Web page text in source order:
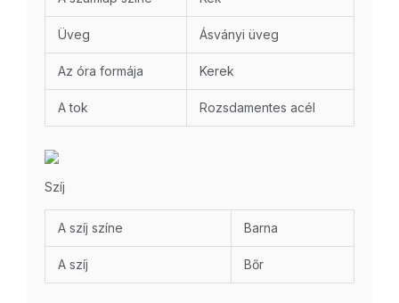
Üveg Ásványi üveg
Az óra formája Kerek
A tok Rozsdamentes acél
Szíj
A szíj színe Barna
A szíj Bőr